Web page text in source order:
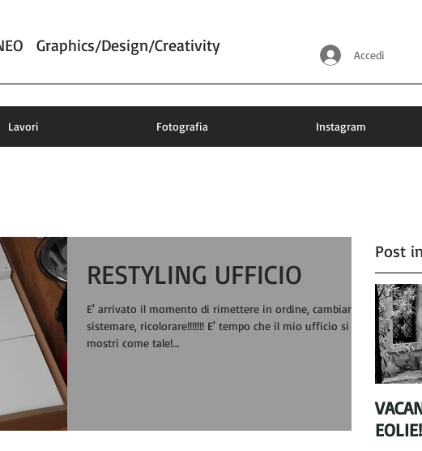
Graphics/Design/Creativity Accedi
Lavori Fotografia Instagram
RESTYLING UFFICIO
E' arrivato il momento di rimettere in ordine, cambiare,
sistemare, ricolorare!!!!!!! E' tempo che il mio ufficio si
mostri come tale!...
Post